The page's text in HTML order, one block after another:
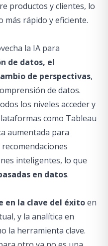
productos y clientes, lo
más rápido y eficiente.
la IA para
de datos, el
de perspectivas,
de datos.
los niveles acceder y
como Tableau
aumentada para
inteligentes, lo que
en datos.
en la clave del éxitoen
y la analítica en
la herramienta clave.